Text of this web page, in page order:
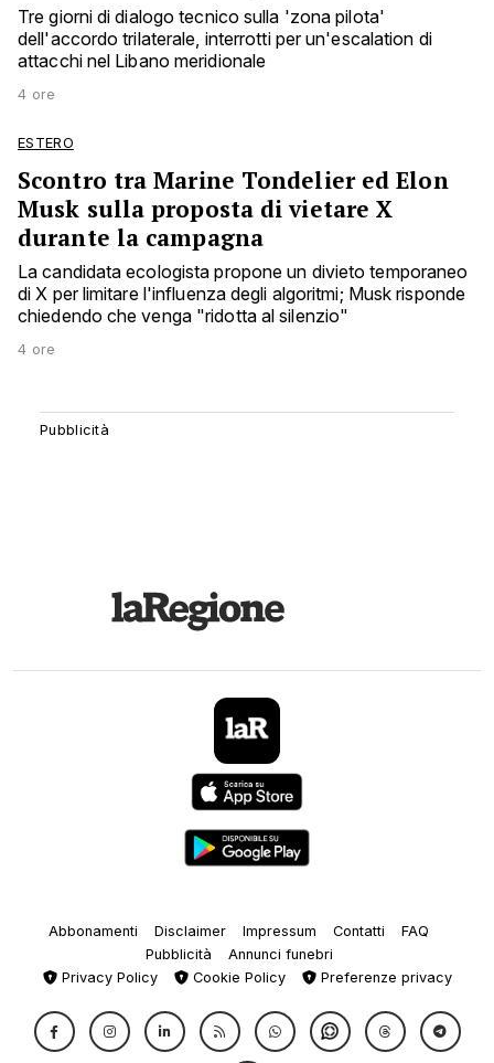
Tre giorni di dialogo tecnico sulla 'zona pilota'
dell'accordo trilaterale, interrotti per un'escalation di
attacchi nel Libano meridionale
4 ore
ESTERO
Scontro tra Marine Tondelier ed Elon
Musk sulla proposta di vietare X
durante la campagna
La candidata ecologista propone un divieto temporaneo
di X per limitare l'influenza degli algoritmi; Musk risponde
chiedendo che venga "ridotta al silenzio"
4 ore
Abbonamenti Disclaimer Impressum Contatti
FAQ
Pubblicità
Annunci funebri
Privacy Policy
Cookie Policy Preferenze privacy